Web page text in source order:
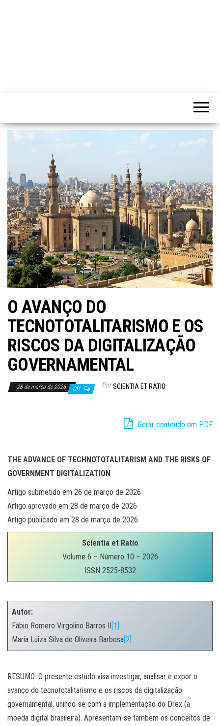
O AVANÇO DO
TECNOTOTALITARISMO E OS
RISCOS DA DIGITALIZAÇÃO
GOVERNAMENTAL
28 de março de 2026 Off Por SCIENTIA ET RATIO
Gerar conteúdo em PDF
THE ADVANCE OF TECHNOTOTALITARISM AND THE RISKS OF
GOVERNMENT DIGITALIZATION
Artigo submetido em 26 de março de 2026
Artigo aprovado em 28 de março de 2026
Artigo publicado em 28 de março de 2026
Scientia et Ratio
Volume 6 – Número 10 – 2026
ISSN 2525-8532
Autor:
Fábio Romero Virgolino Barros II[1]
Maria Luiza Silva de Oliveira Barbosa[2]
RESUMO: O presente estudo visa investigar, analisar e expor o
avanço do tecnototalitarismo e os riscos da digitalização
governamental, unindo-se com a implementação do Drex (a
moeda digital brasileira). Apresentam-se também os conceitos de